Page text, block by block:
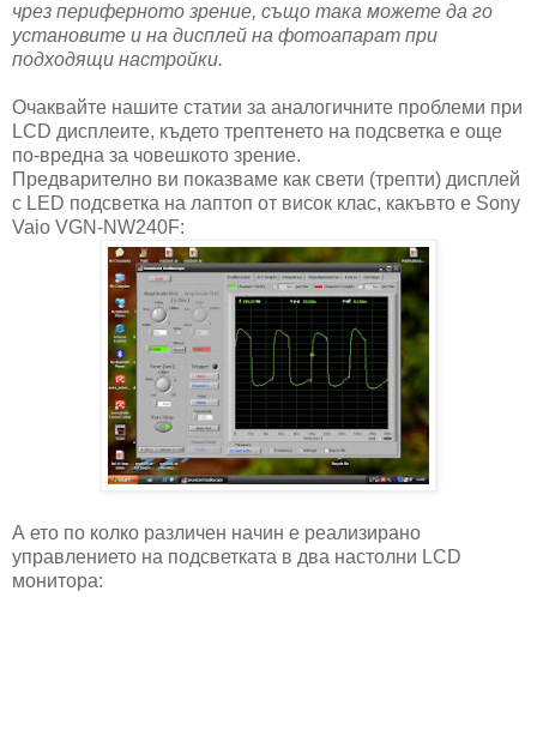
чрез периферното зрение, също така можете да го
установите и на дисплей на фотоапарат при
подходящи настройки.
Очаквайте нашите статии за аналогичните проблеми при
LCD дисплеите, където трептенето на подсветка е още
по-вредна за човешкото зрение.
Предварително ви показваме как свети (трепти) дисплей
с LED подсветка на лаптоп от висок клас, какъвто е Sony
Vaio VGN-NW240F:
А ето по колко различен начин е реализирано
управлението на подсветката в два настолни LCD
монитора: